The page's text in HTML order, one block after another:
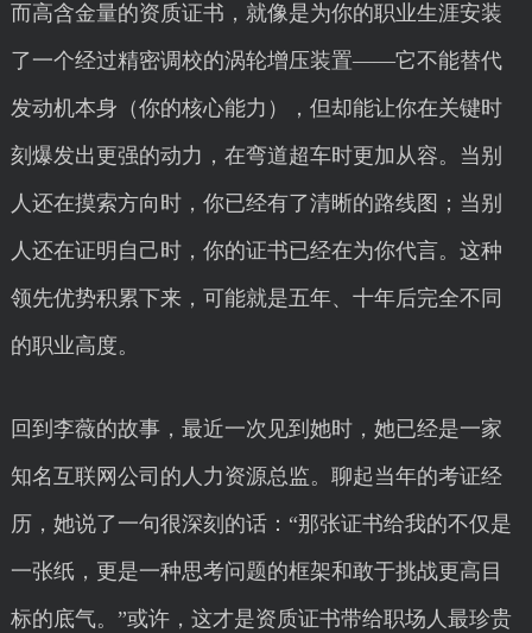
而高含金量的资质证书，就像是为你的职业生涯安装
了一个经过精密调校的涡轮增压装置——它不能替代
发动机本身（你的核心能力），但却能让你在关键时
刻爆发出更强的动力，在弯道超车时更加从容。当别
人还在摸索方向时，你已经有了清晰的路线图；当别
人还在证明自己时，你的证书已经在为你代言。这种
领先优势积累下来，可能就是五年、十年后完全不同
的职业高度。
回到李薇的故事，最近一次见到她时，她已经是一家
知名互联网公司的人力资源总监。聊起当年的考证经
历，她说了一句很深刻的话：“那张证书给我的不仅是
一张纸，更是一种思考问题的框架和敢于挑战更高目
标的底气。”或许，这才是资质证书带给职场人最珍贵